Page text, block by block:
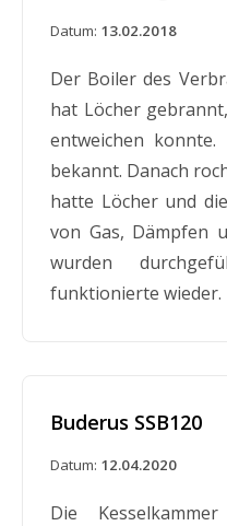
Datum: 13.02.2018
Der Boiler des
hat Löcher
entweichen
bekannt. Danach
hatte Löcher und
von Gas, Dämpfen
wurden
funktionierte wieder.
Buderus SSB120
Datum: 12.04.2020
Die